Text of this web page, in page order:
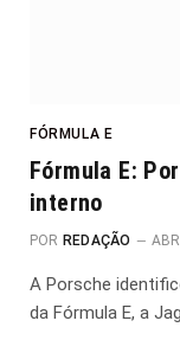
FÓRMULA E
Fórmula E:
interno
POR REDAÇÃO
A Porsche
da Fórmula E, a